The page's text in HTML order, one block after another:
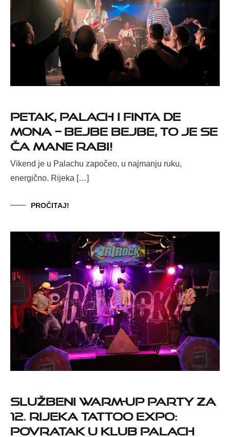
Petak, Palach i Finta de
Mona – bejbe bejbe, to je se
ča mane rabi!
Vikend je u Palachu započeo, u najmanju ruku,
energično. Rijeka […]
PROČITAJ!
Službeni Warm-Up Party za
12. Rijeka Tattoo Expo:
Povratak u Klub Palach